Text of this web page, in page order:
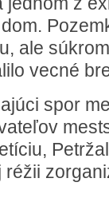
ale
vecné
spor